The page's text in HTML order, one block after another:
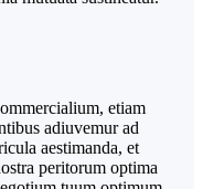
etiam
adiuvemur ad
aestimanda, et
peritorum optima